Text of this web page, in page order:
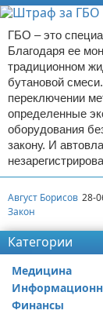
ГБО – это
Благодаря ее
традиционном
бутановой
переключении
определенные
оборудования
закону. И
Август Борисов 28-
Закон
Категории
Медицина
Финансы